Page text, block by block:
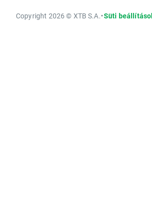
Copyright 2026 © XTB S.A.•Süti